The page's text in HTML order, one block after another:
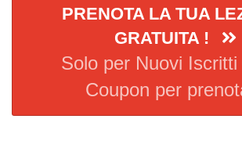
PRENOTA LA TUA
GRATUITA !
Solo per Nuovi
Coupon per